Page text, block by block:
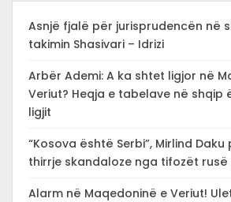
Asnjë fjalë për jurisprudencën në
takimin Shasivari – Idrizi
Arbër Ademi: A ka shtet ligjor në
Veriut? Heqja e tabelave në shqip
ligjit
“Kosova është Serbi”, Mirlind
thirrje skandaloze nga tifozët
Alarm në Maqedoninë e Veriut!